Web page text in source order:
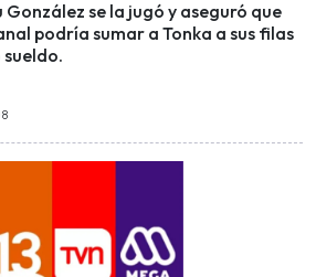
se la jugó y aseguró que
podría sumar a Tonka a sus filas
sueldo.